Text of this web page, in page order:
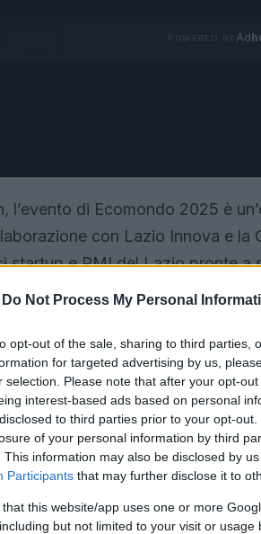
Do Not Process My Personal
opt-out of the sale, sharing to third parties,
for targeted advertising by us,
selection. Please note that after your opt-
interest-based ads based on personal
to third parties prior to your opt-
of your personal information by third
This information may also be disclosed by
Participants that may further disclose it to
that this website/app uses one or more
but not limited to your visit or
Ad
l’evento di Ecomondo 2025 è
con Lazio Innova e la
startup e PMI del Lazio pronte a
sapere come? Continua a
per entrare in contatto con i big